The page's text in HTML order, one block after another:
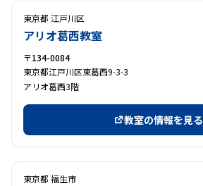
東京都 江戸川区
アリオ葛西教室
〒134-0084
東京都江戸川区東葛西9-3-3
アリオ葛西3階
教室の情報を見る
東京都 福生市